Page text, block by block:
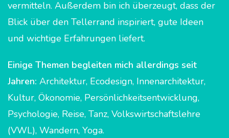
vermitteln. Außerdem bin ich überzeugt, dass der
Blick über den Tellerrand inspiriert, gute Ideen
und wichtige Erfahrungen liefert.
Einige Themen begleiten mich allerdings seit
Jahren: Architektur, Ecodesign, Innenarchitektur,
Kultur, Ökonomie, Persönlichkeitsentwicklung,
Psychologie, Reise, Tanz, Volkswirtschaftslehre
(VWL), Wandern, Yoga.